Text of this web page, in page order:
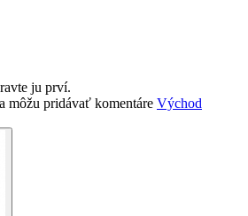
ju prví.
môžu pridávať komentáre Východ